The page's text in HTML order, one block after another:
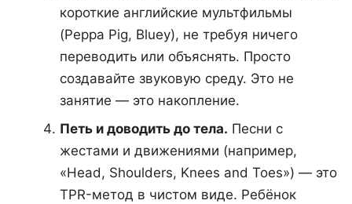
короткие английские мультфильмы
(Peppa Pig, Bluey), не требуя ничего
переводить или объяснять. Просто
создавайте звуковую среду. Это не
занятие — это накопление.
Петь и доводить до тела. Песни с
жестами и движениями (например,
«Head, Shoulders, Knees and Toes») — это
TPR-метод в чистом виде. Ребёнок